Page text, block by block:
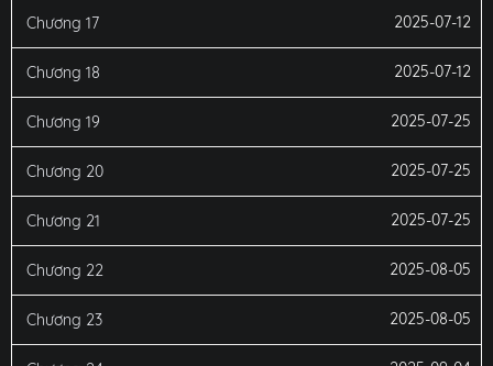
Chương 17 2025-07-12
Chương 18 2025-07-12
Chương 19 2025-07-25
Chương 20 2025-07-25
Chương 21 2025-07-25
Chương 22 2025-08-05
Chương 23 2025-08-05